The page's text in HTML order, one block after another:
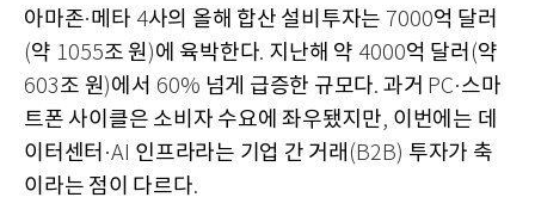
아마존·메타 4사의 올해 합산 설비투자는 7000억 달러
(약 1055조 원 )에 육박한다. 지난해 약 4000억 달러 (약
603조 원)에서 60% 넘게 급증한 규모다. 과거 PC·스마
트폰 사이클은 소비자 수요에 좌우됐지만, 이번에는 데
이터센터 ·AI 인프라라는 기업 간 거래 (B2B) 투자가 축
이라는 점이 다르다.